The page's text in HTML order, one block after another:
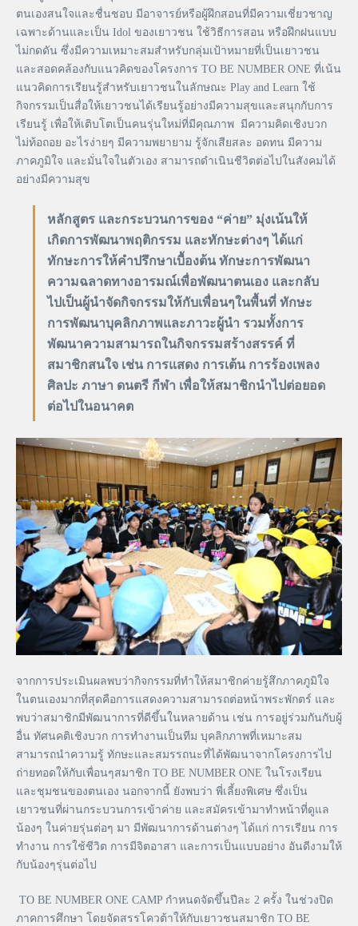
ตนเองสนใจและชื่นชอบ มีอาจารย์หรือผู้ฝึกสอนที่มีความเชี่ยวชาญ
เฉพาะด้านและเป็น Idol ของเยาวชน ใช้วิธีการสอน หรือฝึกฝนแบบ
ไม่กดดัน ซึ่งมีความเหมาะสมสำหรับกลุ่มเป้าหมายที่เป็นเยาวชน
และสอดคล้องกับแนวคิดของโครงการ TO BE NUMBER ONE ที่เน้น
แนวคิดการเรียนรู้สำหรับเยาวชนในลักษณะ Play and Learn ใช้
กิจกรรมเป็นสื่อให้เยาวชนได้เรียนรู้อย่างมีความสุขและสนุกกับการ
เรียนรู้ เพื่อให้เติบโตเป็นคนรุ่นใหม่ที่มีคุณภาพ มีความคิดเชิงบวก
ไม่ท้อถอย อะไรง่ายๆ มีความพยายาม รู้จักเสียสละ อดทน มีความ
ภาคภูมิใจ และมั่นใจในตัวเอง สามารถดำเนินชีวิตต่อไปในสังคมได้
อย่างมีความสุข
หลักสูตร และกระบวนการของ “ค่าย” มุ่งเน้นให้
เกิดการพัฒนาพฤติกรรม และทักษะต่างๆ ได้แก่
ทักษะการให้คำปรึกษาเบื้องต้น ทักษะการพัฒนา
ความฉลาดทางอารมณ์เพื่อพัฒนาตนเอง และกลับ
ไปเป็นผู้นำจัดกิจกรรมให้กับเพื่อนๆในพื้นที่ ทักษะ
การพัฒนาบุคลิกภาพและภาวะผู้นำ รวมทั้งการ
พัฒนาความสามารถในกิจกรรมสร้างสรรค์ ที่
สมาชิกสนใจ เช่น การแสดง การเต้น การร้องเพลง
ศิลปะ ภาษา ดนตรี กีฬา เพื่อให้สมาชิกนำไปต่อยอด
ต่อไปในอนาคต
จากการประเมินผลพบว่ากิจกรรมที่ทำให้สมาชิกค่ายรู้สึกภาคภูมิใจ
ในตนเองมากที่สุดคือการแสดงความสามารถต่อหน้าพระพักตร์ และ
พบว่าสมาชิกมีพัฒนาการที่ดีขึ้นในหลายด้าน เช่น การอยู่ร่วมกันกับผู้
อื่น ทัศนคติเชิงบวก การทำงานเป็นทีม บุคลิกภาพที่เหมาะสม
สามารถนำความรู้ ทักษะและสมรรถนะที่ได้พัฒนาจากโครงการไป
ถ่ายทอดให้กับเพื่อนๆสมาชิก TO BE NUMBER ONE ในโรงเรียน
และชุมชนของตนเอง นอกจากนี้ ยังพบว่า พี่เลี้ยงพิเศษ ซึ่งเป็น
เยาวชนที่ผ่านกระบวนการเข้าค่าย และสมัครเข้ามาทำหน้าที่ดูแล
น้องๆ ในค่ายรุ่นต่อๆ มา มีพัฒนาการด้านต่างๆ ได้แก่ การเรียน การ
ทำงาน การใช้ชีวิต การมีจิตอาสา และการเป็นแบบอย่าง อันดีงามให้
กับน้องๆรุ่นต่อไป
TO BE NUMBER ONE CAMP กำหนดจัดขึ้นปีละ 2 ครั้ง ในช่วงปิด
ภาคการศึกษา โดยจัดสรรโควต้าให้กับเยาวชนสมาชิก TO BE